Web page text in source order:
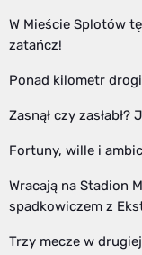
W Mieście Splotów
zatańcz!
Ponad kilometr
Zasnął czy
Fortuny, wille i
Wracają na Stadion
spadkowiczem z
Trzy mecze w